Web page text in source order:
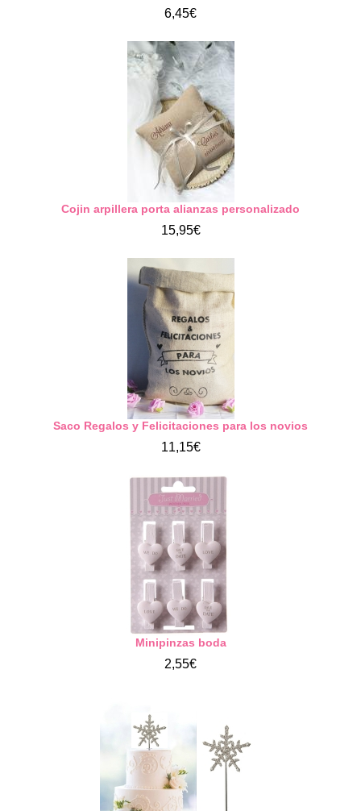
6,45€
Cojin arpillera porta alianzas personalizado
15,95€
Saco Regalos y Felicitaciones para los novios
11,15€
Minipinzas boda
2,55€